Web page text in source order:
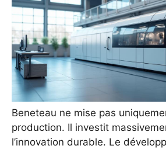
Beneteau ne mise pas
production. Il investit
l’innovation durable. Le